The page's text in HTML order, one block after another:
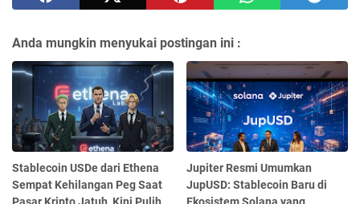
Anda mungkin menyukai postingan ini :
Stablecoin USDe dari Ethena
Sempat Kehilangan Peg Saat
Pasar Kripto Jatuh, Kini Pulih
Jupiter Resmi Umumkan
JupUSD: Stablecoin Baru di
Ekosistem Solana yang